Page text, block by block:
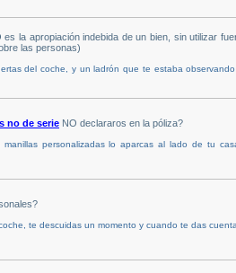
la apropiación indebida de un bien, sin utilizar
las personas)
del coche, y un ladrón que te estaba
no de serie NO declararos en la póliza?
personalizadas lo aparcas al lado de tu
te descuidas un momento y cuando te das